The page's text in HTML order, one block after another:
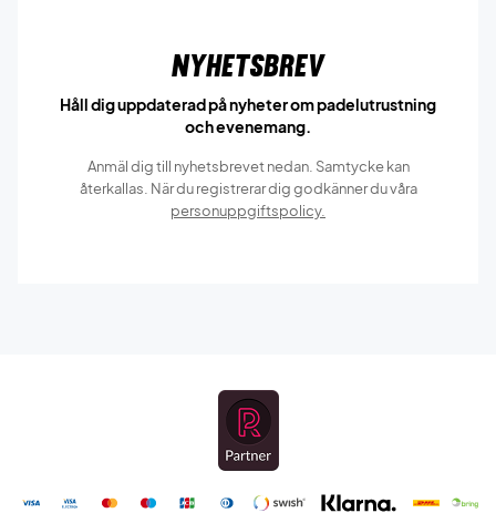
Nyhetsbrev
Håll dig uppdaterad på nyheter om padelutrustning
och evenemang.
Anmäl dig till nyhetsbrevet nedan. Samtycke kan
återkallas. När du registrerar dig godkänner du våra
personuppgiftspolicy.